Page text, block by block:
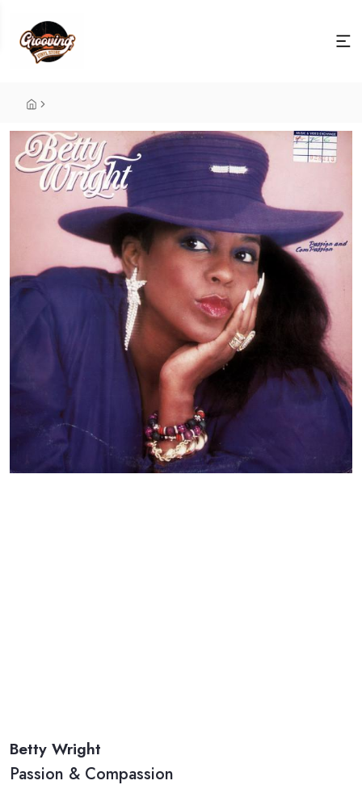
Betty Wright
Passion & Compassion